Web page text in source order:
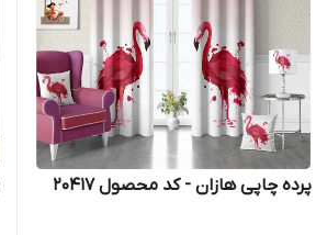
پرده چاپی هازان - کد محصول 20417